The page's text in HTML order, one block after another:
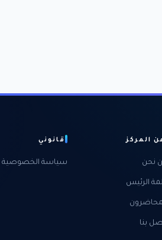
المركز
نحن
الرئيس
بنا
قانوني
سياسة الخصوصية